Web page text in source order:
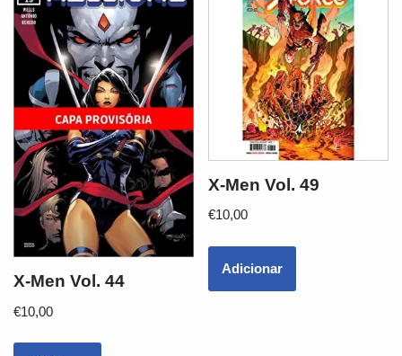
X-Men Vol. 44
€10,00
X-Men Vol. 49
€10,00
Adicionar